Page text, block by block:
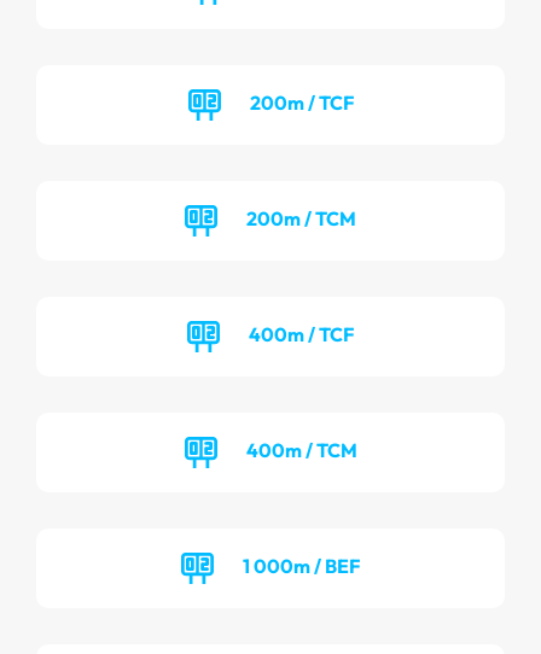
200m / TCF
200m / TCM
400m / TCF
400m / TCM
1 000m / BEF